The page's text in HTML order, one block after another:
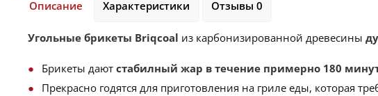
Описание
Угольные брикеты Briqcoal из карбонизированной древесины
Брикеты дают стабилный жар в течение примерно 180
Прекрасно годятся для приготовления на гриле еды, которая
Характеристики Отзывы 0